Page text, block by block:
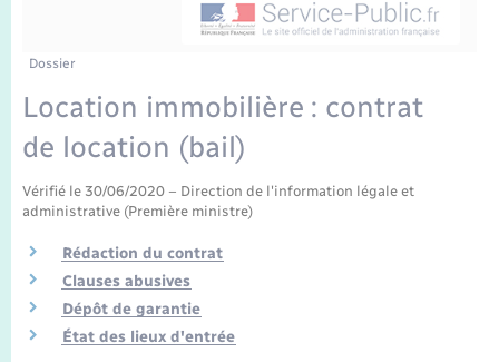
Mariage – PACS
Parrainage civil
Dossier
Location immobilière : contrat
de location (bail)
Vérifié le 30/06/2020 – Direction de l'information légale et
administrative (Première ministre)
Rédaction du contrat
Clauses abusives
Dépôt de garantie
État des lieux d'entrée